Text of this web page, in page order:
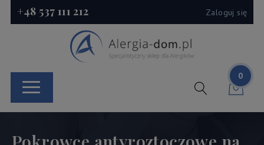
+48 537 111 212 Zaloguj się
0